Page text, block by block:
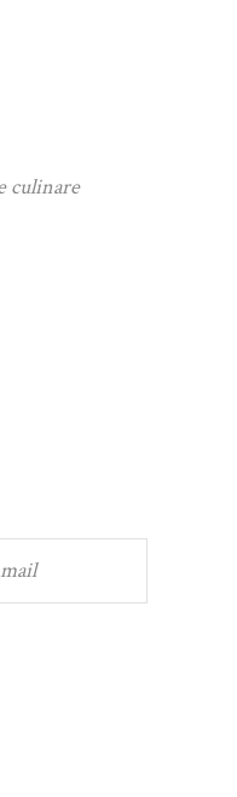
culinare